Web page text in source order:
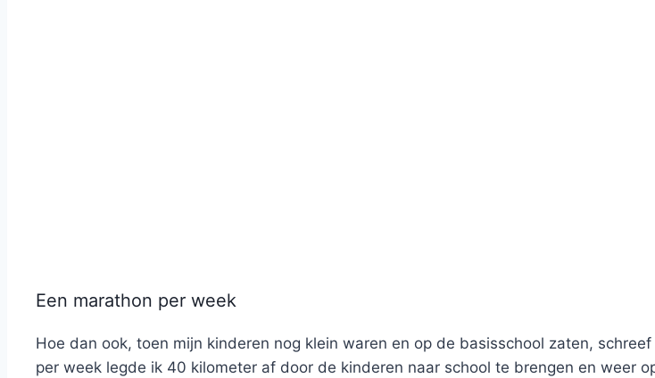
Een marathon per week
Hoe dan ook, toen mijn kinderen nog klein waren en op de basisschool zaten,
per week legde ik 40 kilometer af door de kinderen naar school te brengen en weer